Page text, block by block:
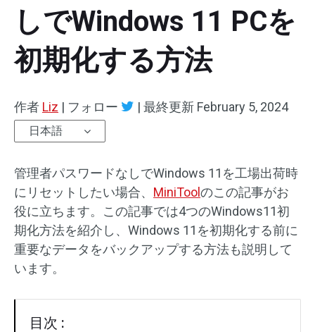
しでWindows 11 PCを
初期化する方法
作者 Liz | フォロー | 最終更新 February 5, 2024
日本語
管理者パスワードなしでWindows 11を工場出荷時
にリセットしたい場合、 MiniToolのこの記事がお
役に立ちます。この記事では4つのWindows11初
期化方法を紹介し、Windows 11を初期化する前に
重要なデータをバックアップする方法も説明して
います。
目次 :